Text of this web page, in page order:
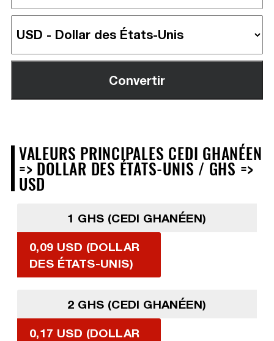
VALEURS PRINCIPALES CEDI GHANÉEN
=> DOLLAR DES ÉTATS-UNIS / GHS =>
USD
1 GHS (CEDI GHANÉEN)
0,09 USD (DOLLAR
DES ÉTATS-UNIS)
2 GHS (CEDI GHANÉEN)
0,17 USD (DOLLAR